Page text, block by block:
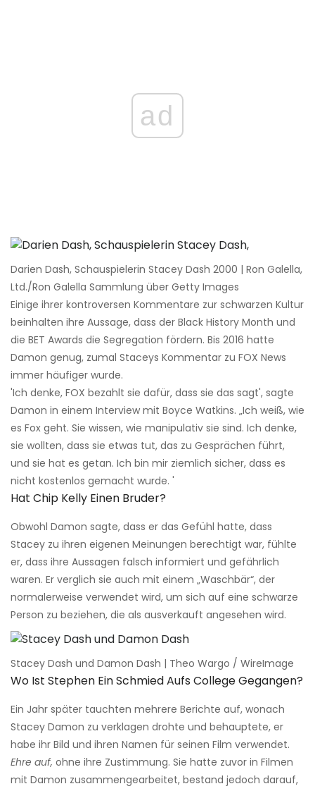
ad
Darien Dash, Schauspielerin Stacey Dash 2000 | Ron Galella,
Ltd./Ron Galella Sammlung über Getty Images
Einige ihrer kontroversen Kommentare zur schwarzen Kultur
beinhalten ihre Aussage, dass der Black History Month und
die BET Awards die Segregation fördern. Bis 2016 hatte
Damon genug, zumal Staceys Kommentar zu FOX News
immer häufiger wurde.
'Ich denke, FOX bezahlt sie dafür, dass sie das sagt', sagte
Damon in einem Interview mit Boyce Watkins. „Ich weiß, wie
es Fox geht. Sie wissen, wie manipulativ sie sind. Ich denke,
sie wollten, dass sie etwas tut, das zu Gesprächen führt,
und sie hat es getan. Ich bin mir ziemlich sicher, dass es
nicht kostenlos gemacht wurde. '
Hat Chip Kelly Einen Bruder?
Obwohl Damon sagte, dass er das Gefühl hatte, dass
Stacey zu ihren eigenen Meinungen berechtigt war, fühlte
er, dass ihre Aussagen falsch informiert und gefährlich
waren. Er verglich sie auch mit einem „Waschbär“, der
normalerweise verwendet wird, um sich auf eine schwarze
Person zu beziehen, die als ausverkauft angesehen wird.
Stacey Dash und Damon Dash | Theo Wargo / WireImage
Wo Ist Stephen Ein Schmied Aufs College Gegangen?
Ein Jahr später tauchten mehrere Berichte auf, wonach
Stacey Damon zu verklagen drohte und behauptete, er
habe ihr Bild und ihren Namen für seinen Film verwendet.
Ehre auf, ohne ihre Zustimmung. Sie hatte zuvor in Filmen
mit Damon zusammengearbeitet, bestand jedoch darauf,